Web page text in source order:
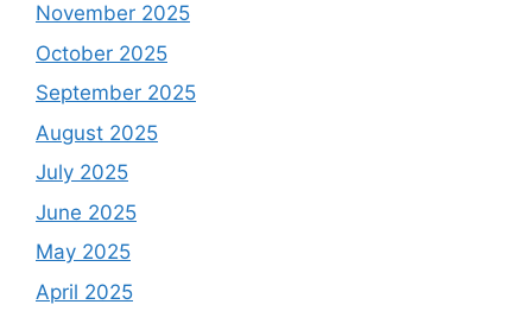
November 2025
October 2025
September 2025
August 2025
July 2025
June 2025
May 2025
April 2025